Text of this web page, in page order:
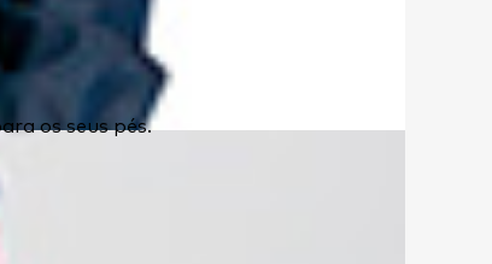
os seus pés.